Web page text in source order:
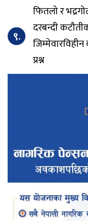
९.
फितलो र
दरबन्दी
प्रश्न